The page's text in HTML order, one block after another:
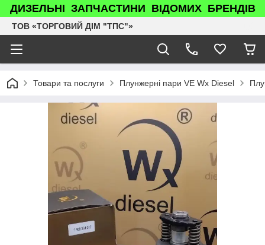
ДИЗЕЛЬНІ ЗАПЧАСТИНИ ВІДОМИХ БРЕНДІВ
ТОВ «ТОРГОВИЙ ДІМ "ТПС"»
Товари та послуги Плунжерні пари VE Wx Diesel